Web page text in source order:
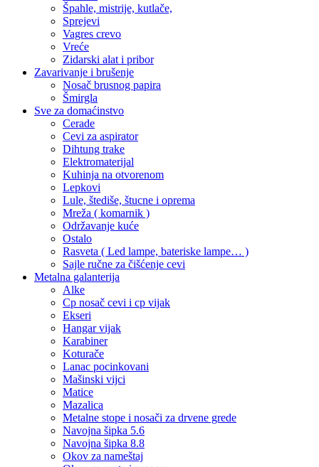
Špahle, mistrije, kutlače,
Sprejevi
Vagres crevo
Vreće
Zidarski alat i pribor
Zavarivanje i brušenje
Nosač brusnog papira
Šmirgla
Sve za domaćinstvo
Cerade
Cevi za aspirator
Dihtung trake
Elektromaterijal
Kuhinja na otvorenom
Lepkovi
Lule, štediše, štucne i oprema
Mreža ( komarnik )
Održavanje kuće
Ostalo
Rasveta ( Led lampe, bateriske lampe… )
Sajle ručne za čišćenje cevi
Metalna galanterija
Alke
Cp nosač cevi i cp vijak
Ekseri
Hangar vijak
Karabiner
Koturače
Lanac pocinkovani
Mašinski vijci
Matice
Mazalica
Metalne stope i nosači za drvene grede
Navojna šipka 5.6
Navojna šipka 8.8
Okov za nameštaj